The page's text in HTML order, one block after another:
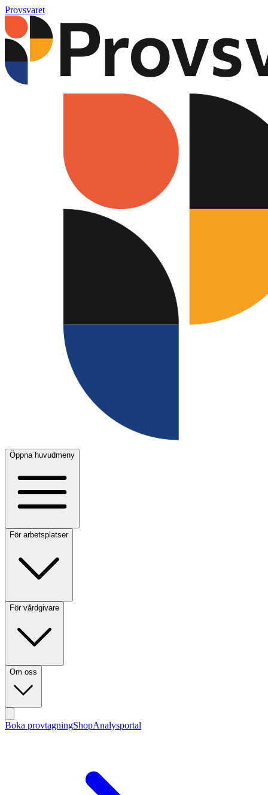
Provsvaret
Öppna huvudmeny
För arbetsplatser
För vårdgivare
Om oss
Boka provtagningShopAnalysportal